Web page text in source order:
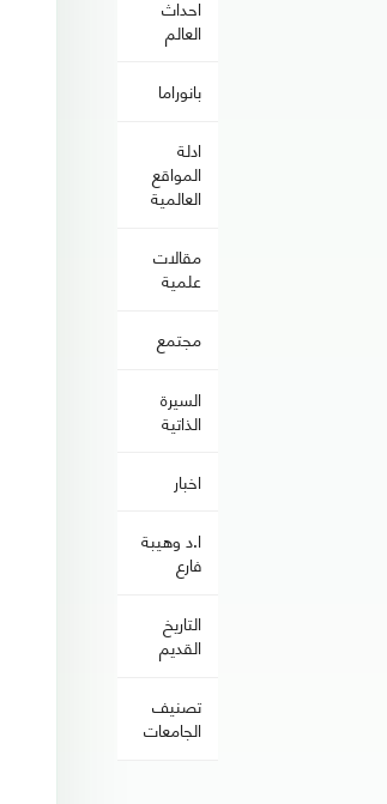
احداث
العالم
بانوراما
ادلة
المواقع
العالمية
مقالات
علمية
مجتمع
السيرة
الذاتية
اخبار
ا.د وهيبة
فارع
التاريخ
القديم
تصنيف
الجامعات